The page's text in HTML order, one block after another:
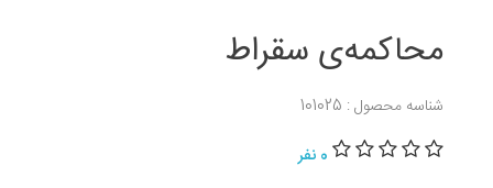
محاکمه‌ی سقراط
شناسه محصول : 101025
0 نفر